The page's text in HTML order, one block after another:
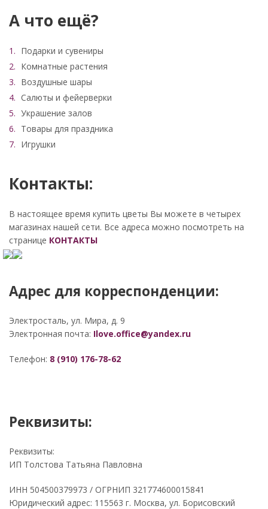
А что ещё?
Подарки и сувениры
Комнатные растения
Воздушные шары
Салюты и фейерверки
Украшение залов
Товары для праздника
Игрушки
Контакты:
В настоящее время купить цветы Вы можете в четырех
магазинах нашей сети. Все адреса можно посмотреть на
странице КОНТАКТЫ
Адрес для корреспонденции:
Электросталь, ул. Мира, д. 9
Электронная почта: Ilove.office@yandex.ru
Телефон: 8 (910) 176-78-62
Реквизиты:
Реквизиты:
ИП Толстова Татьяна Павловна
ИНН 504500379973 / ОГРНИП 321774600015841
Юридический адрес: 115563 г. Москва, ул. Борисовский